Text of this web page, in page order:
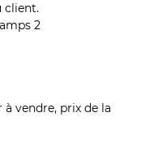
client.
vendre, prix de la